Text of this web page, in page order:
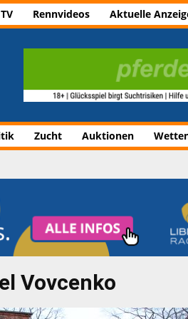
Rennvideos Aktuelle
Zucht Auktionen
Vovcenko